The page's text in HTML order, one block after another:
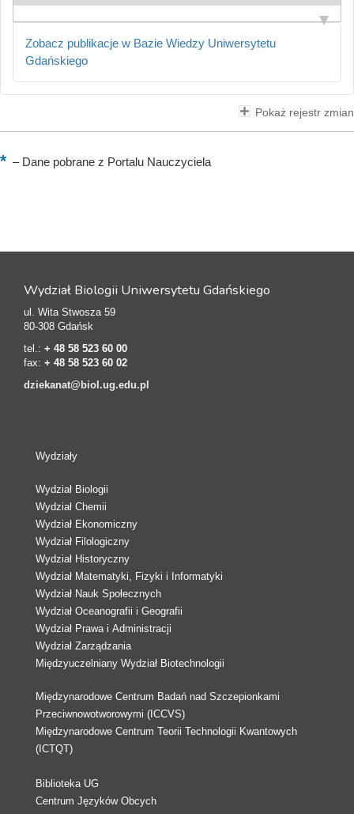
Zobacz publikacje w Bazie Wiedzy Uniwersytetu
Gdańskiego
Pokaż rejestr zmian
–Dane pobrane z Portalu Nauczyciela
Wydział Biologii Uniwersytetu Gdańskiego
ul. Wita Stwosza 59
80-308 Gdańsk
tel.: + 48 58 523 60 00
fax: + 48 58 523 60 02
dziekanat@biol.ug.edu.pl
Wydziały
Wydział Biologii
Wydział Chemii
Wydział Ekonomiczny
Wydział Filologiczny
Wydział Historyczny
Wydział Matematyki, Fizyki i Informatyki
Wydział Nauk Społecznych
Wydział Oceanografii i Geografii
Wydział Prawa i Administracji
Wydział Zarządzania
Międzyuczelniany Wydział Biotechnologii
Międzynarodowe Centrum Badań nad Szczepionkami
Przeciwnowotworowymi (ICCVS)
Międzynarodowe Centrum Teorii Technologii Kwantowych
(ICTQT)
Biblioteka UG
Centrum Języków Obcych